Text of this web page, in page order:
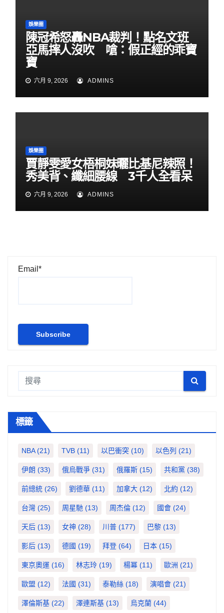
娛樂圈
陳冠希怒轟NBA裁判！點名文班
亞馬摔人沒吹 嗆：假正經的乖寶
寶
六月 9, 2026 ADMINS
娛樂圈
賈靜雯愛女梧桐妹曬比基尼辣照！
秀美背、纖細腰線 3千人全看呆
六月 9, 2026 ADMINS
Email*
標籤
NBA(21) TVB (11) 以巴衝突 (10) 以色列 (21)
伊朗 (33) 俄烏戰爭 (31) 俄羅斯 (15) 共和黨 (38)
前總統 (26) 劉德華 (11) 加拿大 (12) 北約 (12)
台灣 (25) 周星馳 (13) 周杰倫 (12) 國會 (24)
天后 (13) 女神 (28) 川普 (177) 巴黎 (13)
影后 (13) 德國 (19) 拜登 (64) 日本 (15)
東京奧運 (16) 林志玲 (19) 楊冪 (11) 歐洲 (21)
歐盟 (12) 法國 (31) 泰勒絲 (18) 演唱會 (21)
澤倫斯基 (22) 澤連斯基 (13) 烏克蘭 (44)